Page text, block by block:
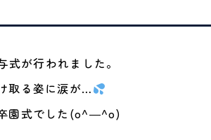
が行われました。
取る姿に涙が…
園式でした(o^―^o)